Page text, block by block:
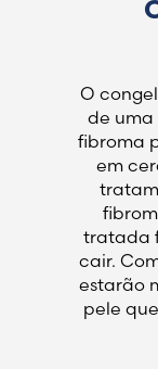
O
de uma
fibroma
em
tratada
cair.
estarão
pele